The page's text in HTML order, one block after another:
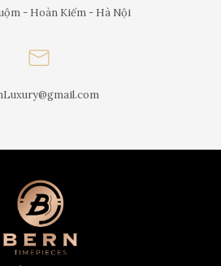
- Hoàn Kiếm - Hà Nội